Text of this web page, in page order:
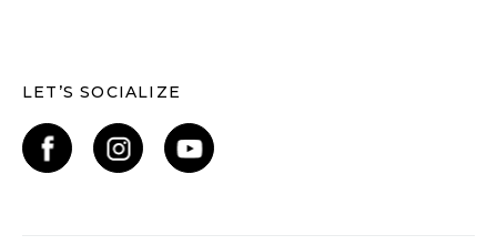
LET’S SOCIALIZE